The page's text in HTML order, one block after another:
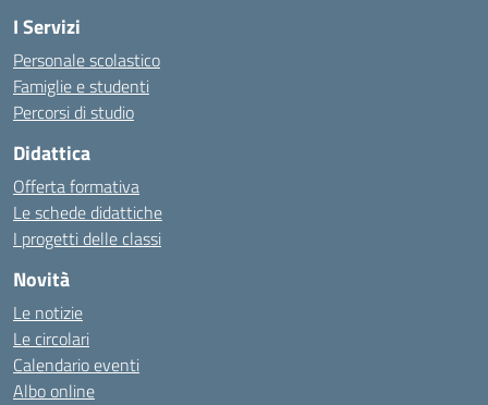
I Servizi
Personale scolastico
Famiglie e studenti
Percorsi di studio
Didattica
Offerta formativa
Le schede didattiche
I progetti delle classi
Novità
Le notizie
Le circolari
Calendario eventi
Albo online